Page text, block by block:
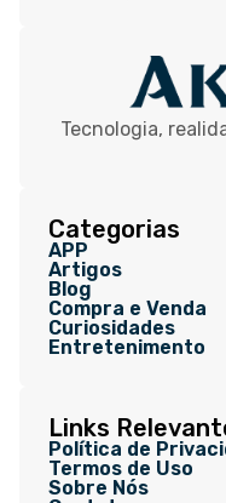
Tecnologia,
Categorias
APP
Artigos
Blog
Compra e Venda
Curiosidades
Entretenimento
Links
Política de
Termos de Uso
Sobre Nós